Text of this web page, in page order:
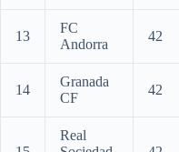
13
FC
Andorra
42
14
Granada
CF
42
Real